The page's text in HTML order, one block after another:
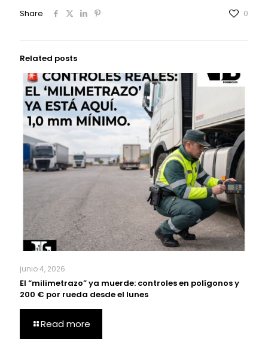
Share 0
Related posts
junio 4, 2026
El “milimetrazo” ya muerde: controles en polígonos y
200 € por rueda desde el lunes
Read more